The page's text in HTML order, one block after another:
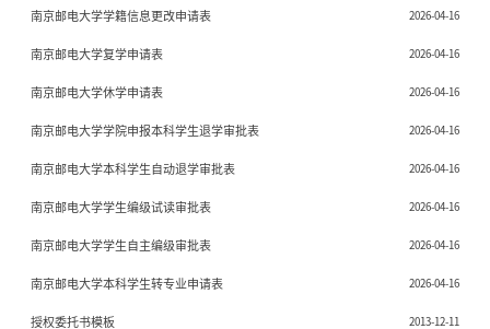
南京邮电大学学籍信息更改申请表 2026-04-16
南京邮电大学复学申请表 2026-04-16
南京邮电大学休学申请表 2026-04-16
南京邮电大学学院申报本科学生退学审批表 2026-04-16
南京邮电大学本科学生自动退学审批表 2026-04-16
南京邮电大学学生编级试读审批表 2026-04-16
南京邮电大学学生自主编级审批表 2026-04-16
南京邮电大学本科学生转专业申请表 2026-04-16
授权委托书模板 2013-12-11